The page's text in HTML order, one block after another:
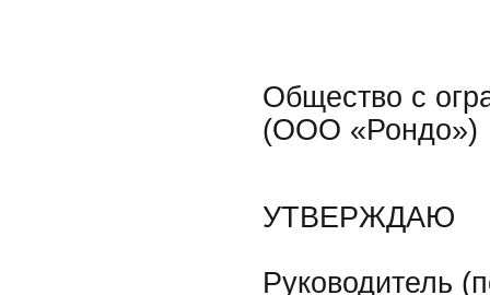
Общество с
(ООО «Рондо»)
УТВЕРЖДАЮ
Руководитель